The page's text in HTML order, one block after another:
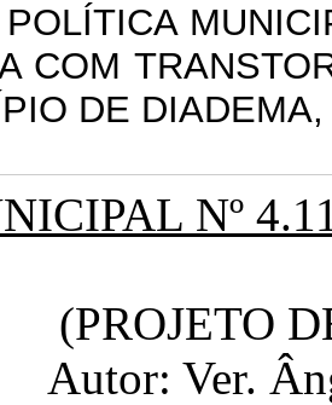
COM
DE
Nº
(PROJETO
Autor: Ver.